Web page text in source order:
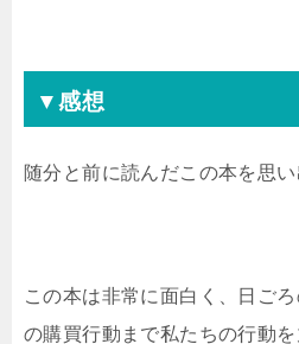
▼感想
随分と前に読んだこの本を思い
この本は非常に面白く、日ご
の購買行動まで私たちの行動を